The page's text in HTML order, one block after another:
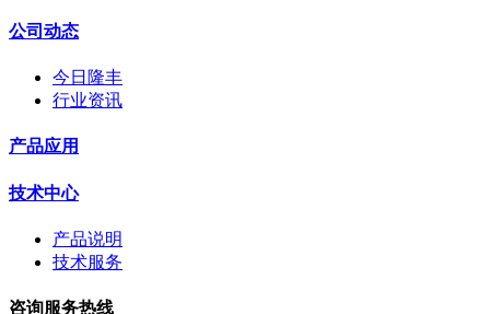
公司动态
今日隆丰
行业资讯
产品应用
技术中心
产品说明
技术服务
咨询服务热线